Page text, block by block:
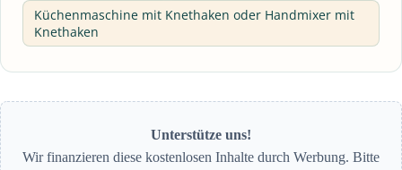
Küchenmaschine mit Knethaken oder Handmixer mit
Knethaken
Unterstütze uns!
Wir finanzieren diese kostenlosen Inhalte durch Werbung. Bitte